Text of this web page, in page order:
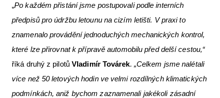
„Po každém přistání jsme postupovali podle interních
předpisů pro údržbu letounu na cizím letišti. V praxi to
znamenalo provádění jednoduchých mechanických kontrol,
které lze přirovnat k přípravě automobilu před delší cestou,“
říká druhý z pilotů Vladimír Továrek. „Celkem jsme nalétali
více než 50 letových hodin ve velmi rozdílných klimatických
podmínkách, aniž bychom zaznamenali jakékoli zásadní